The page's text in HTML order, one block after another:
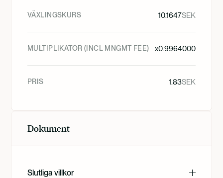
VÄXLINGSKURS 10.1647SEK
MULTIPLIKATOR (INCL MNGMT FEE) x0.9964000
PRIS 1.83SEK
Dokument
Slutliga villkor